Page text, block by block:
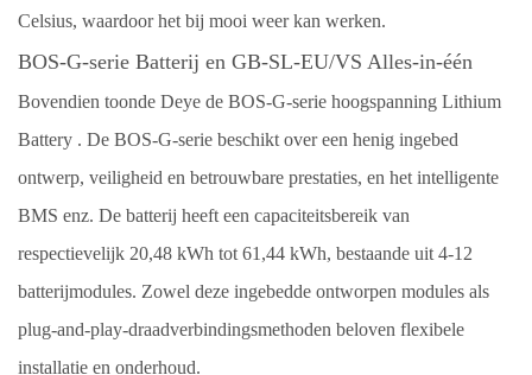
Celsius, waardoor het bij mooi weer kan werken.
BOS-G-serie Batterij en GB-SL-EU/VS Alles-in-één
Bovendien toonde Deye de BOS-G-serie hoogspanning Lithium
Battery . De BOS-G-serie beschikt over een henig ingebed
ontwerp, veiligheid en betrouwbare prestaties, en het intelligente
BMS enz. De batterij heeft een capaciteitsbereik van
respectievelijk 20,48 kWh tot 61,44 kWh, bestaande uit 4-12
batterijmodules. Zowel deze ingebedde ontworpen modules als
plug-and-play-draadverbindingsmethoden beloven flexibele
installatie en onderhoud.